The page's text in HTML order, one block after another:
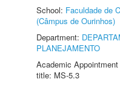
School: Faculdade de
(Câmpus de Ourinhos)
Department:
PLANEJAMENTO
Academic
title: MS-5.3